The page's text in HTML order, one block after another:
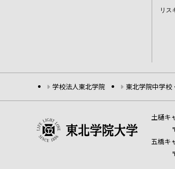
リス
学校法人東北学院 東北学院中学校
土樋キ
五橋キ